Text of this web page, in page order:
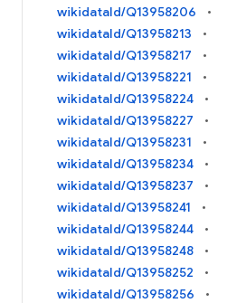
wikidataId/Q13958206
wikidataId/Q13958213
wikidataId/Q13958217
wikidataId/Q13958221
wikidataId/Q13958224
wikidataId/Q13958227
wikidataId/Q13958231
wikidataId/Q13958234
wikidataId/Q13958237
wikidataId/Q13958241
wikidataId/Q13958244
wikidataId/Q13958248
wikidataId/Q13958252
wikidataId/Q13958256